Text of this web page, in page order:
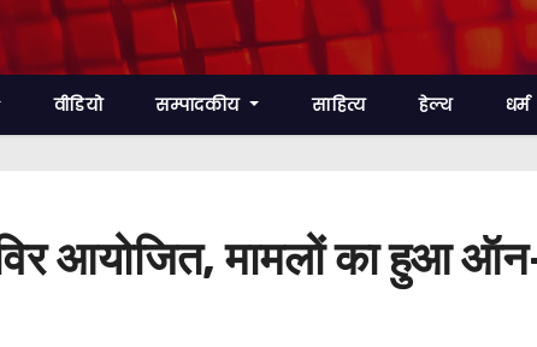
वीडियो सम्पादकीय साहित्य हेल्थ धर्म
आयोजित, मामलों का हुआ